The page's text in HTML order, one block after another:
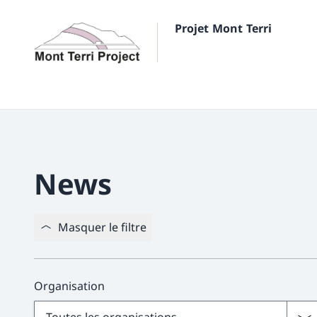
Projet Mont Terri
News
Masquer le filtre
Organisation